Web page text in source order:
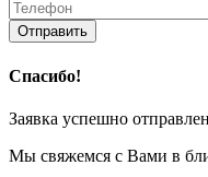
Отправить
Спасибо!
Заявка успешно
Мы свяжемся с Вами в